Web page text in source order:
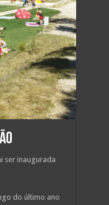
ser inaugurada
do último ano